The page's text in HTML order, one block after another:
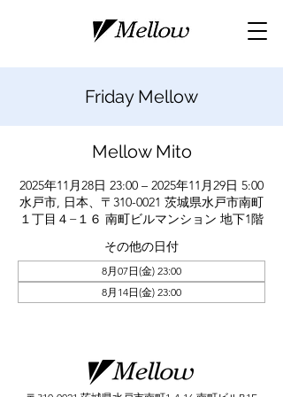
Friday Mellow
Mellow Mito
2025年11月28日 23:00 – 2025年11月29日 5:00
水戸市, 日本、〒310-0021 茨城県水戸市南町
１丁目４−１６ 南町ビルマンション 地下1階
その他の日付
8月07日(金) 23:00
8月14日(金) 23:00